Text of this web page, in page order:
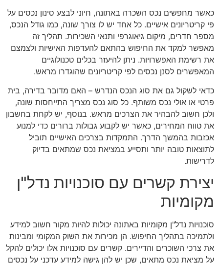
כאשר מחפשים נכס השכרה באתונה, חיוני לבצע סינון נכסים על
פי קריטריונים אישיים. כל אחד יש לו צורך שונה, כמו גודל הנכס,
מספר חדרים, מיקום גיאוגרפי ותנאי השכירות. תהליך זה
מאפשר למקד את החיפוש בהתאם להעדפות האישיות ולצמצם
את רשימת האפשרויות. ניתן להיעזר בכלים טכנולוגיים
המאפשרים לסנן נכסים לפי קריטריונים שהוגדרו מראש.
כדאי לשקול גם את סוג הנכס הנדרש – האם מדובר בדירה, בית
פרטי או אולי נכס משותף. כל סוג נכס מצריך התייחסות שונה,
ולכן חשוב להבהיר את הצרכים מראש. בנוסף, יש לקחת בחשבון
את טווח המחירים, כאשר יש לקבוע גבולות ברורים כדי למנוע
אכזבות בהמשך הדרך. התמקדות בצרכים האישיים תוביל
לתוצאות טובה יותר ותסייע במציאת נכס שמתאים בדיוק
לדרישות.
יצירת קשרים עם סוכנויות נדל"ן
מקומיות
סוכנויות נדל"ן מקומיות באתונה יכולות להיות מקור חשוב למידע
ולתמיכה בתהליך החיפוש. הן מכירות את השוק המקומי ומבינות
את צרכי השוכרים והדיירים. קשרים עם סוכנויות אלו יכולים להקל
על מציאת נכס מתאים, שכן יש להן גישה למידע עדכני על נכסים